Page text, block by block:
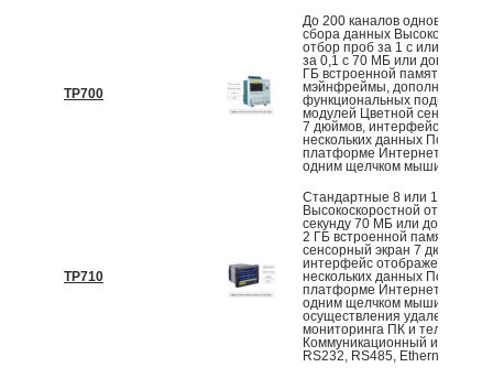
TP700
До 200 каналов
сбора данных
отбор проб за 1 с или
за 0,1 с 70 МБ или
ГБ встроенной памяти 8-
мэйнфреймы,
функциональных
модулей Цветной сенсорный
7 дюймов, интерфейс
нескольких данных
платформе Интернета вещей
одним щелчком мыши для...
TP710
Стандартные 8 или 16
Высокоскоростной отбор
секунду 70 МБ или
2 ГБ встроенной памяти
сенсорный экран 7 дюймов,
интерфейс отображения
нескольких данных
платформе Интернета вещей
одним щелчком мыши для
осуществления удаленного
мониторинга ПК и телефона
Коммуникационный
RS232, RS485, Ethernet и